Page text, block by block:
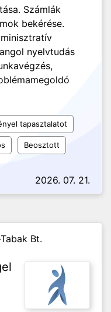
Számlák
bekérése.
nyelvtudás
tapasztalatot
Beosztott
2026. 07. 21.
Bt.